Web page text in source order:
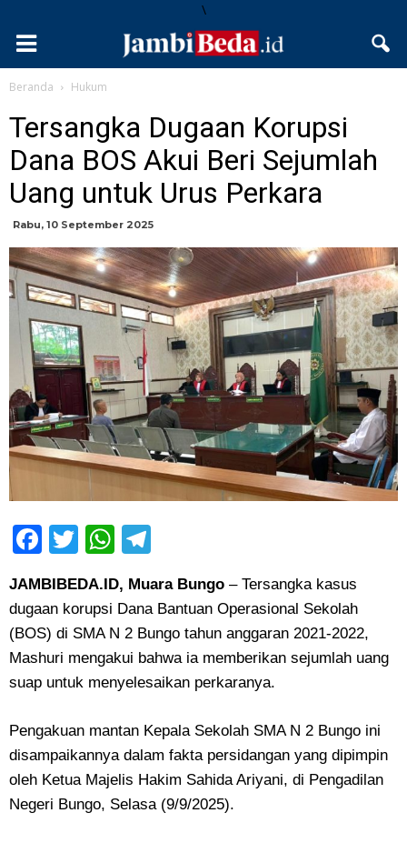
\
Beranda Hukum
Tersangka Dugaan Korupsi
Dana BOS Akui Beri Sejumlah
Uang untuk Urus Perkara ‎
Rabu, 10 September 2025
Facebook
TwitterWhatsApp
JAMBIBEDA.ID, Muara Bungo – Tersangka kasus
dugaan korupsi Dana Bantuan Operasional Sekolah
(BOS) di SMA N 2 Bungo tahun anggaran 2021-2022,
Mashuri mengakui bahwa ia memberikan sejumlah uang
suap untuk menyelesaikan perkaranya.
‎Pengakuan mantan Kepala Sekolah SMA N 2 Bungo ini
disampaikannya dalam fakta persidangan yang dipimpin
oleh Ketua Majelis Hakim Sahida Ariyani, di Pengadilan
Negeri Bungo, Selasa (9/9/2025).